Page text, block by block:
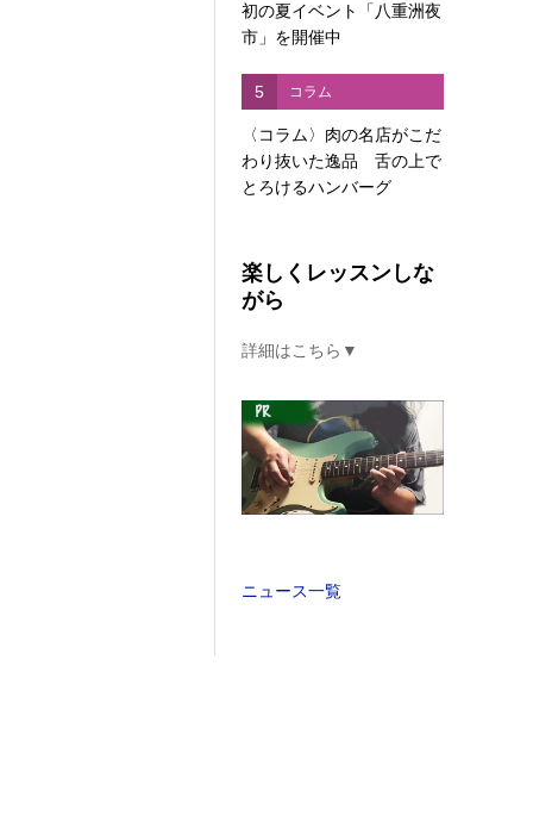
初の夏イベント「八重洲夜
市」を開催中
5 コラム
〈コラム〉肉の名店がこだ
わり抜いた逸品 舌の上で
とろけるハンバーグ
楽しくレッスンしな
がら
詳細はこちら▼
ニュース一覧